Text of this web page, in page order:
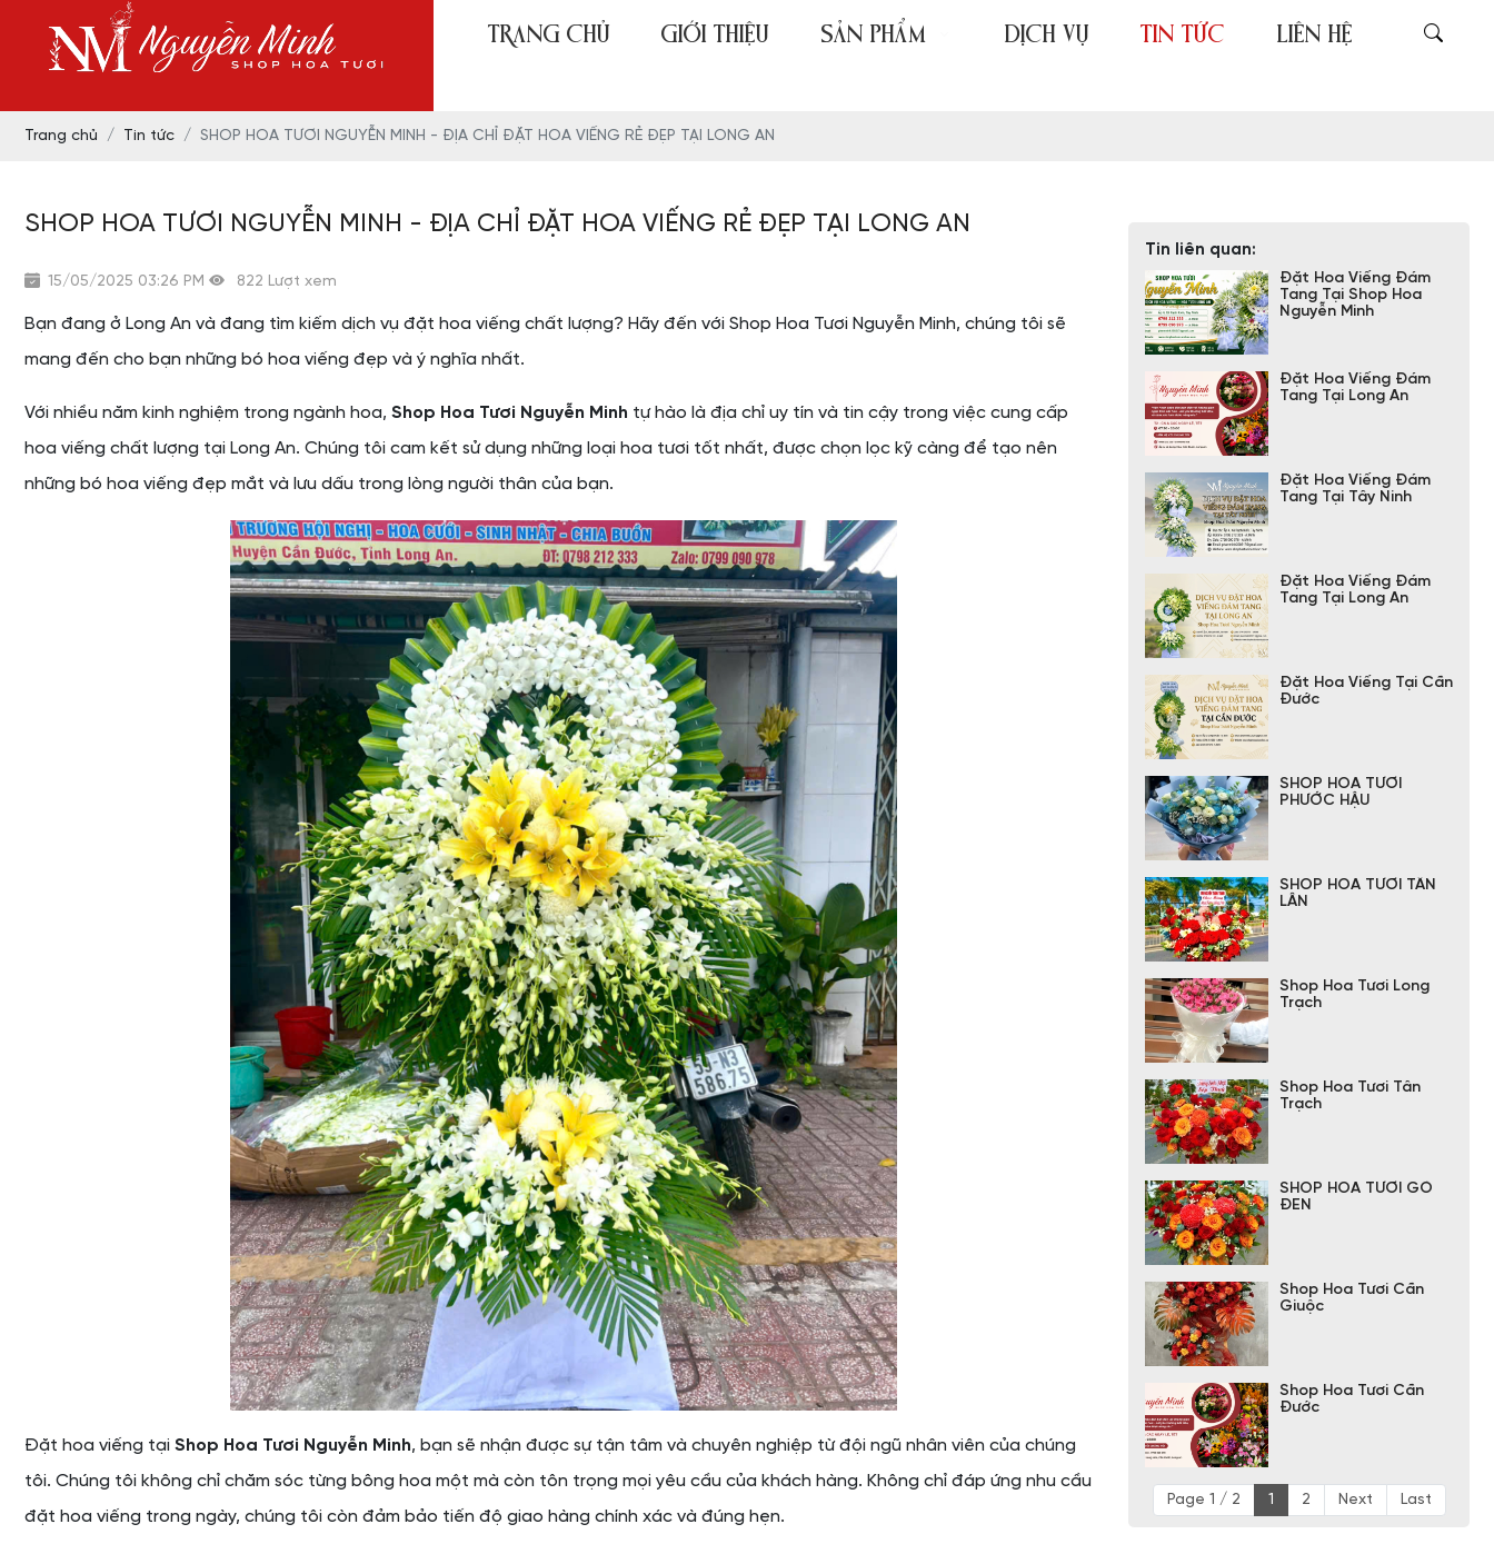
TRANG CHỦ GIỚI THIỆU SẢN PHẨM DỊCH VỤ TIN TỨC LIÊN HỆ
Trang chủ Tin tức SHOP HOA TƯƠI NGUYỄN MINH - ĐỊA CHỈ ĐẶT HOA VIẾNG RẺ ĐẸP TẠI LONG AN
SHOP HOA TƯƠI NGUYỄN MINH - ĐỊA CHỈ ĐẶT HOA VIẾNG RẺ ĐẸP TẠI LONG AN
15/05/2025 03:26 PM 822 Lượt xem
Bạn đang ở Long An và đang tìm kiếm dịch vụ đặt hoa viếng chất lượng? Hãy đến với Shop Hoa Tươi Nguyễn Minh, chúng tôi sẽ
mang đến cho bạn những bó hoa viếng đẹp và ý nghĩa nhất.
Với nhiều năm kinh nghiệm trong ngành hoa, Shop Hoa Tươi Nguyễn Minh tự hào là địa chỉ uy tín và tin cậy trong việc cung cấp
hoa viếng chất lượng tại Long An. Chúng tôi cam kết sử dụng những loại hoa tươi tốt nhất, được chọn lọc kỹ càng để tạo nên
những bó hoa viếng đẹp mắt và lưu dấu trong lòng người thân của bạn.
Đặt hoa viếng tại Shop Hoa Tươi Nguyễn Minh, bạn sẽ nhận được sự tận tâm và chuyên nghiệp từ đội ngũ nhân viên của chúng
tôi. Chúng tôi không chỉ chăm sóc từng bông hoa một mà còn tôn trọng mọi yêu cầu của khách hàng. Không chỉ đáp ứng nhu cầu
đặt hoa viếng trong ngày, chúng tôi còn đảm bảo tiến độ giao hàng chính xác và đúng hẹn.
Tin liên quan:
Đặt Hoa Viếng Đám
Tang Tại Shop Hoa
Nguyễn Minh
Đặt Hoa Viếng Đám
Tang Tại Long An
Đặt Hoa Viếng Đám
Tang Tại Tây Ninh
Đặt Hoa Viếng Đám
Tang Tại Long An
Đặt Hoa Viếng Tại Cần
Đước
SHOP HOA TƯƠI
PHƯỚC HẬU
SHOP HOA TƯƠI TÂN
LÂN
Shop Hoa Tươi Long
Trạch
Shop Hoa Tươi Tân
Trạch
SHOP HOA TƯƠI GÒ
ĐEN
Shop Hoa Tươi Cần
Giuộc
Shop Hoa Tươi Cần
Đước
Page 1 / 2 1 2 Next Last